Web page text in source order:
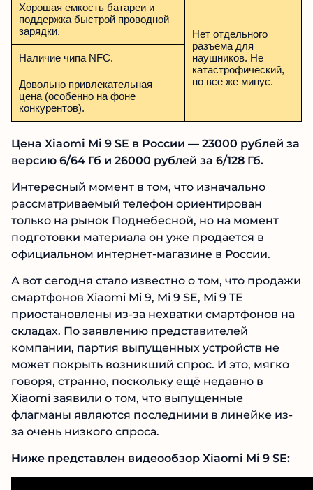
Хорошая емкость батареи и
поддержка быстрой проводной
зарядки.
Нет отдельного
разъема для
наушников. Не
катастрофический,
но все же минус.
Наличие чипа NFC.
Довольно привлекательная
цена (особенно на фоне
конкурентов).
Цена Xiaomi Mi 9 SE в России — 23000 рублей за
версию 6/64 Гб и 26000 рублей за 6/128 Гб.
Интересный момент в том, что изначально
рассматриваемый телефон ориентирован
только на рынок Поднебесной, но на момент
подготовки материала он уже продается в
официальном интернет-магазине в России.
А вот сегодня стало известно о том, что продажи
смартфонов Xiaomi Mi 9, Mi 9 SE, Mi 9 TE
приостановлены из-за нехватки смартфонов на
складах. По заявлению представителей
компании, партия выпущенных устройств не
может покрыть возникший спрос. И это, мягко
говоря, странно, поскольку ещё недавно в
Xiaomi заявили о том, что выпущенные
флагманы являются последними в линейке из-
за очень низкого спроса.
Ниже представлен видеообзор Xiaomi Mi 9 SE: